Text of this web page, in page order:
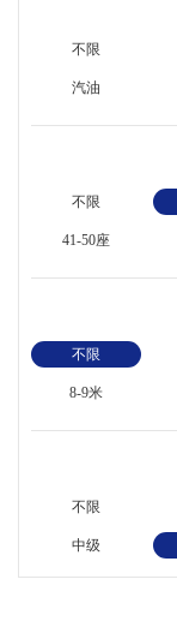
不限
汽油
不限
41-50座
不限
8-9米
不限
中级